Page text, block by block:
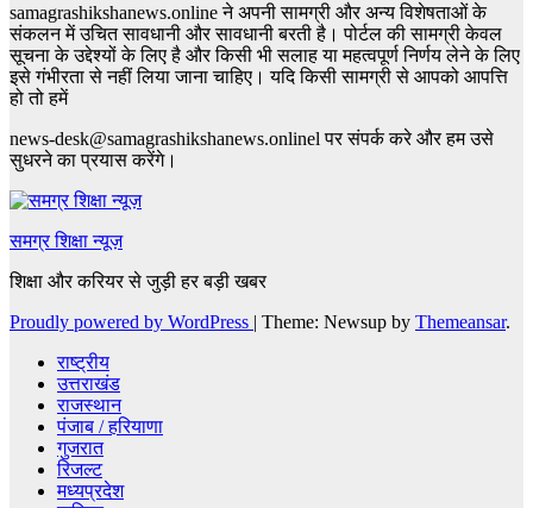
samagrashikshanews.online ने अपनी सामग्री और अन्य विशेषताओं के
संकलन में उचित सावधानी और सावधानी बरती है। पोर्टल की सामग्री केवल
सूचना के उद्देश्यों के लिए है और किसी भी सलाह या महत्वपूर्ण निर्णय लेने के लिए
इसे गंभीरता से नहीं लिया जाना चाहिए। यदि किसी सामग्री से आपको आपत्ति
हो तो हमें
news-desk@samagrashikshanews.onlinel पर संपर्क करे और हम उसे
सुधरने का प्रयास करेंगे।
समग्र शिक्षा न्यूज़
शिक्षा और करियर से जुड़ी हर बड़ी खबर
Proudly powered by WordPress | Theme: Newsup by Themeansar.
राष्ट्रीय
उत्तराखंड
राजस्थान
पंजाब / हरियाणा
गुजरात
रिजल्ट
मध्यप्रदेश